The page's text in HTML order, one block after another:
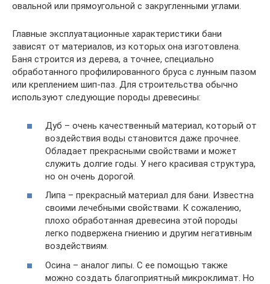
овальной или прямоугольной с закругленными углами.
Главные эксплуатационные характеристики бани
зависят от материалов, из которых она изготовлена.
Баня строится из дерева, а точнее, специально
обработанного профилированного бруса с лунным пазом
или креплением шип-паз. Для строительства обычно
используют следующие породы древесины:
Дуб – очень качественный материал, который от
воздействия воды становится даже прочнее.
Обладает прекрасными свойствами и может
служить долгие годы. У него красивая структура,
но он очень дорогой.
Липа – прекрасный материал для бани. Известна
своими лечебными свойствами. К сожалению,
плохо обработанная древесина этой породы
легко подвержена гниению и другим негативным
воздействиям.
Осина – аналог липы. С ее помощью также
можно создать благоприятный микроклимат. Но